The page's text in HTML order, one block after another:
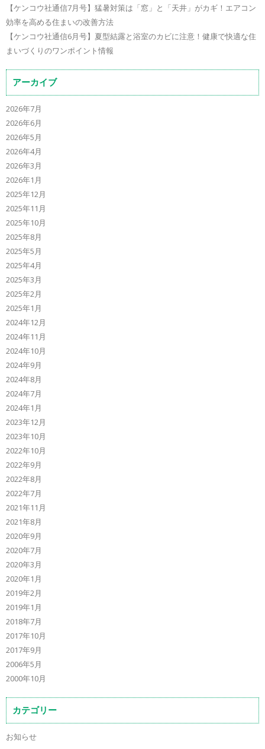
【ケンコウ社通信7月号】猛暑対策は「窓」と「天井」がカギ！エアコン
効率を高める住まいの改善方法
【ケンコウ社通信6月号】夏型結露と浴室のカビに注意！健康で快適な住
まいづくりのワンポイント情報
アーカイブ
2026年7月
2026年6月
2026年5月
2026年4月
2026年3月
2026年1月
2025年12月
2025年11月
2025年10月
2025年8月
2025年5月
2025年4月
2025年3月
2025年2月
2025年1月
2024年12月
2024年11月
2024年10月
2024年9月
2024年8月
2024年7月
2024年1月
2023年12月
2023年10月
2022年10月
2022年9月
2022年8月
2022年7月
2021年11月
2021年8月
2020年9月
2020年7月
2020年3月
2020年1月
2019年2月
2019年1月
2018年7月
2017年10月
2017年9月
2006年5月
2000年10月
カテゴリー
お知らせ